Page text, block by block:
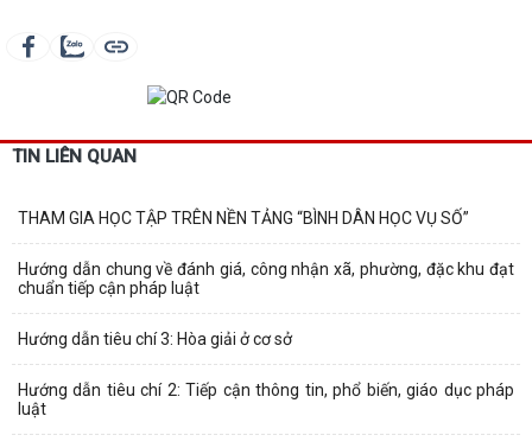
TIN LIÊN QUAN
THAM GIA HỌC TẬP TRÊN NỀN TẢNG “BÌNH DÂN HỌC VỤ SỐ”
Hướng dẫn chung về đánh giá, công nhận xã, phường, đặc khu đạt
chuẩn tiếp cận pháp luật
Hướng dẫn tiêu chí 3: Hòa giải ở cơ sở
Hướng dẫn tiêu chí 2: Tiếp cận thông tin, phổ biến, giáo dục pháp
luật